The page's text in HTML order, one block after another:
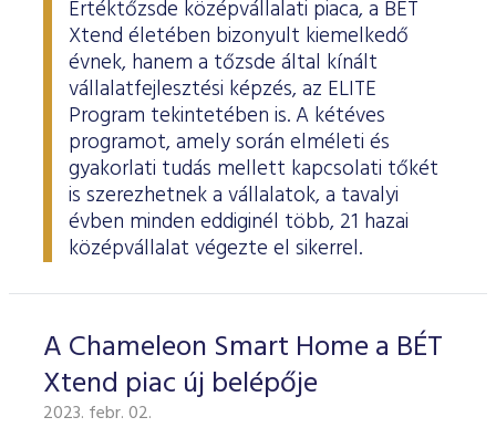
Értéktőzsde középvállalati piaca, a BÉT
Xtend életében bizonyult kiemelkedő
évnek, hanem a tőzsde által kínált
vállalatfejlesztési képzés, az ELITE
Program tekintetében is. A kétéves
programot, amely során elméleti és
gyakorlati tudás mellett kapcsolati tőkét
is szerezhetnek a vállalatok, a tavalyi
évben minden eddiginél több, 21 hazai
középvállalat végezte el sikerrel.
A Chameleon Smart Home a BÉT
Xtend piac új belépője
2023. febr. 02.